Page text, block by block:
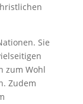
Sie
zum Wohl
Zudem